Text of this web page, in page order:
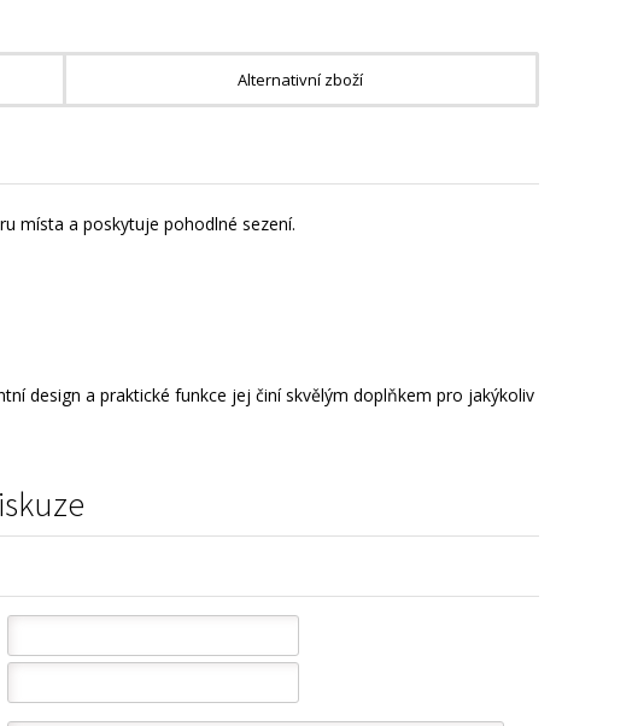
Alternativní zboží
místa a poskytuje pohodlné sezení.
design a praktické funkce jej činí skvělým doplňkem pro jakýkoliv